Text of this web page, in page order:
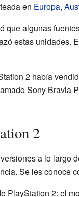
en Europa,
que algunas
estas unidades.
2 había
Sony Bravia
2
a lo largo
Se les conoce
PlayStation 2: el